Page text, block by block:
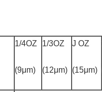
1/4OZ
(9μm)
1/3OZ
(12μm)
J OZ
(15μm)